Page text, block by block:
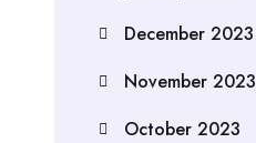
December 2023
November 2023
October 2023